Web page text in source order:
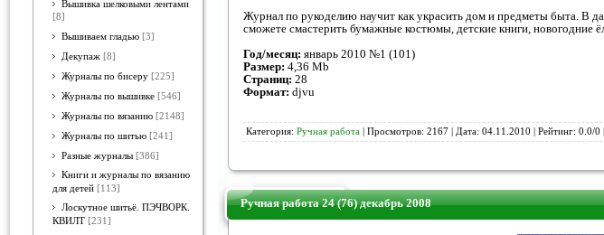
Вышивка шелковыми лентами
[8]
Вышиваем гладью [3]
Декупаж [8]
Журналы по бисеру [225]
Журналы по вышивке [546]
Журналы по вязанию [2148]
Журналы по шитью [241]
Разные журналы [386]
Книги и журналы по вязанию
для детей [113]
Лоскутное шитьё. ПЭЧВОРК.
КВИЛТ [231]
Журнал по рукоделию научит как украсить дом и предметы быта. В
сможете смастерить бумажные костюмы, детские книги, новогодние
Год/месяц: январь 2010 №1 (101)
Размер: 4,36 Mb
Страниц: 28
Формат: djvu
Категория: Ручная работа | Просмотров: 2167 | Дата: 04.11.2010 | Рейтинг: 0.0/0 |
Ручная работа 24 (76) декабрь 2008